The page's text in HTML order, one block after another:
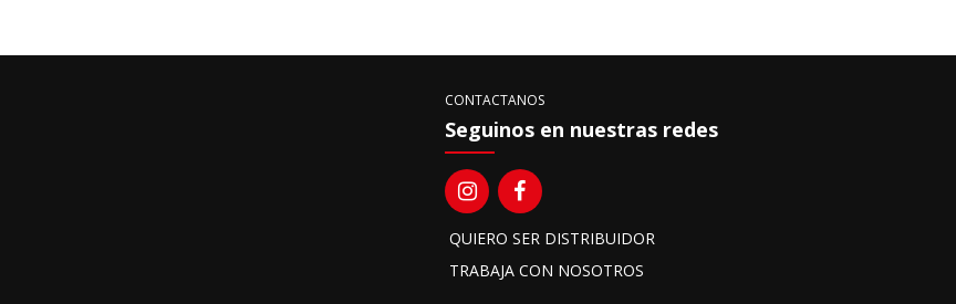
CONTACTANOS
Seguinos en nuestras redes
QUIERO SER DISTRIBUIDOR
TRABAJA CON NOSOTROS